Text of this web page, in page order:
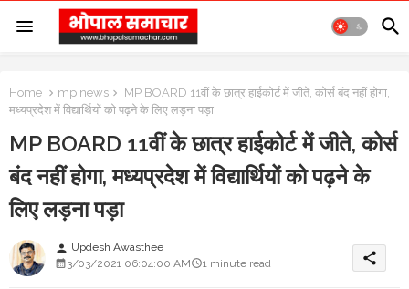
Home mp news
MP BOARD 11वीं के छात्र हाईकोर्ट में जीते, कोर्स बंद नहीं होगा,
मध्यप्रदेश में विद्यार्थियों को पढ़ने के लिए लड़ना पड़ा
MP BOARD 11वीं के छात्र हाईकोर्ट में जीते, कोर्स
बंद नहीं होगा, मध्यप्रदेश में विद्यार्थियों को पढ़ने के
लिए लड़ना पड़ा
person Updesh Awasthee
3/03/2021 06:04:00 AM
1 minute read share